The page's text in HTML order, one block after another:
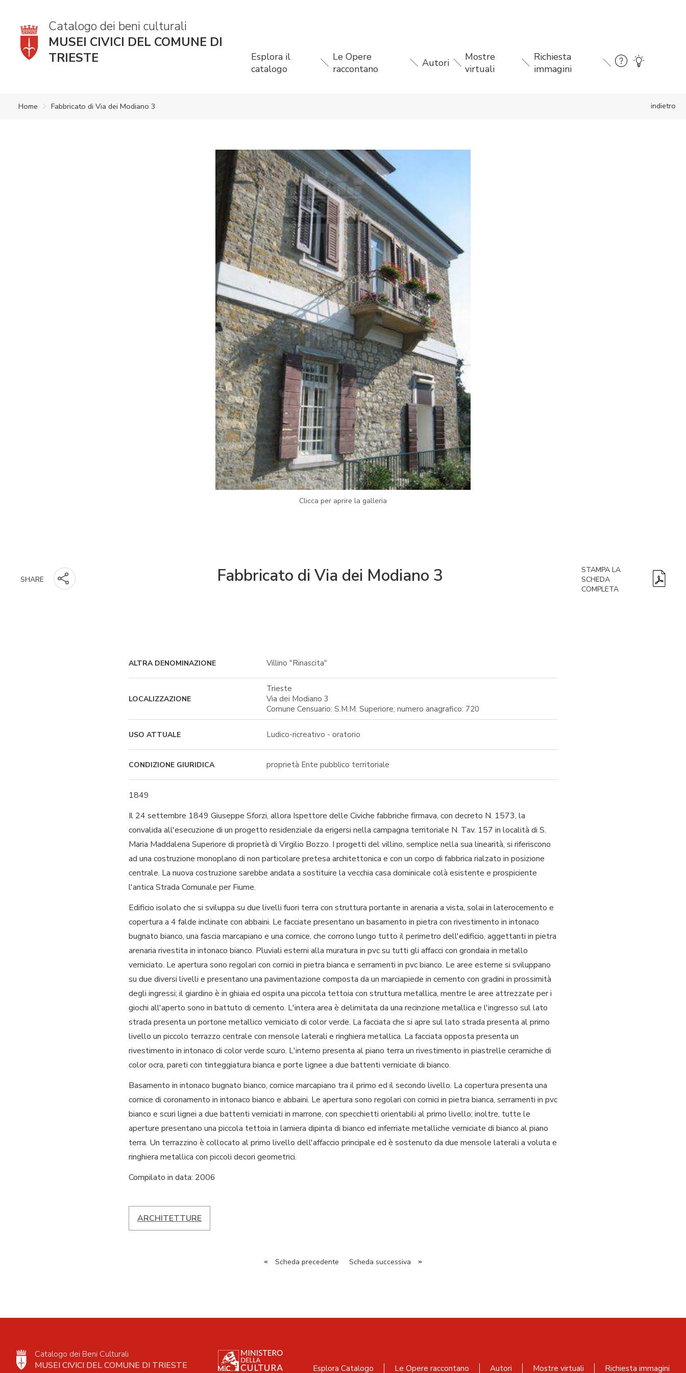
Catalogo dei beni culturali
MUSEI CIVICI DEL COMUNE DI
TRIESTE
Esplora il
catalogo
Le Opere
raccontano
Autori
Mostre
virtuali
Richiesta
immagini
indietro
Home Fabbricato di Via dei Modiano 3
Clicca per aprire la galleria
SHARE Fabbricato di Via dei Modiano 3
STAMPA LA
SCHEDA
COMPLETA
ALTRA DENOMINAZIONE Villino "Rinascita"
LOCALIZZAZIONE
Trieste
Via dei Modiano 3
Comune Censuario: S.M.M. Superiore; numero anagrafico: 720
USO ATTUALE Ludico-ricreativo - oratorio
CONDIZIONE GIURIDICA proprietà Ente pubblico territoriale
1849
Il 24 settembre 1849 Giuseppe Sforzi, allora Ispettore delle Civiche fabbriche firmava, con decreto N. 1573, la
convalida all'esecuzione di un progetto residenziale da erigersi nella campagna territoriale N. Tav. 157 in località di S.
Maria Maddalena Superiore di proprietà di Virgilio Bozzo. I progetti del villino, semplice nella sua linearità, si riferiscono
ad una costruzione monoplano di non particolare pretesa architettonica e con un corpo di fabbrica rialzato in posizione
centrale. La nuova costruzione sarebbe andata a sostituire la vecchia casa dominicale colà esistente e prospiciente
l'antica Strada Comunale per Fiume.
Edificio isolato che si sviluppa su due livelli fuori terra con struttura portante in arenaria a vista, solai in laterocemento e
copertura a 4 falde inclinate con abbaini. Le facciate presentano un basamento in pietra con rivestimento in intonaco
bugnato bianco, una fascia marcapiano e una cornice, che corrono lungo tutto il perimetro dell'edificio, aggettanti in pietra
arenaria rivestita in intonaco bianco. Pluviali esterni alla muratura in pvc su tutti gli affacci con grondaia in metallo
verniciato. Le apertura sono regolari con cornici in pietra bianca e serramenti in pvc bianco. Le aree esterne si sviluppano
su due diversi livelli e presentano una pavimentazione composta da un marciapiede in cemento con gradini in prossimità
degli ingressi; il giardino è in ghiaia ed ospita una piccola tettoia con struttura metallica, mentre le aree attrezzate per i
giochi all'aperto sono in battuto di cemento. L'intera area è delimitata da una recinzione metallica e l'ingresso sul lato
strada presenta un portone metallico verniciato di color verde. La facciata che si apre sul lato strada presenta al primo
livello un piccolo terrazzo centrale con mensole laterali e ringhiera metallica. La facciata opposta presenta un
rivestimento in intonaco di color verde scuro. L'interno presenta al piano terra un rivestimento in piastrelle ceramiche di
color ocra, pareti con tinteggiatura bianca e porte lignee a due battenti verniciate di bianco.
Basamento in intonaco bugnato bianco, cornice marcapiano tra il primo ed il secondo livello. La copertura presenta una
cornice di coronamento in intonaco bianco e abbaini. Le apertura sono regolari con cornici in pietra bianca, serramenti in pvc
bianco e scuri lignei a due battenti verniciati in marrone, con specchietti orientabili al primo livello; inoltre, tutte le
aperture presentano una piccola tettoia in lamiera dipinta di bianco ed inferriate metalliche verniciate di bianco al piano
terra. Un terrazzino è collocato al primo livello dell'affaccio principale ed è sostenuto da due mensole laterali a voluta e
ringhiera metallica con piccoli decori geometrici.
Compilato in data: 2006
ARCHITETTURE
« Scheda precedente Scheda successiva »
Catalogo dei Beni Culturali
MUSEI CIVICI DEL COMUNE DI TRIESTE
Esplora Catalogo Le Opere raccontano Autori Mostre virtuali Richiesta immagini